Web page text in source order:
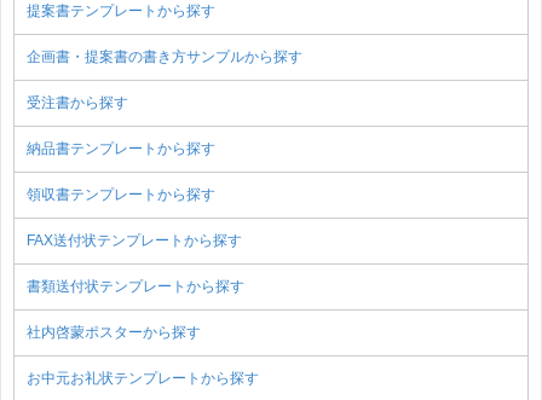
提案書テンプレートから探す
企画書・提案書の書き方サンプルから探す
受注書から探す
納品書テンプレートから探す
領収書テンプレートから探す
FAX送付状テンプレートから探す
書類送付状テンプレートから探す
社内啓蒙ポスターから探す
お中元お礼状テンプレートから探す